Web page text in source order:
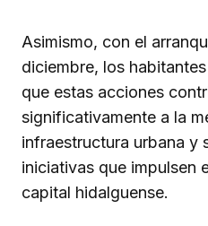
Asimismo, con el
diciembre, los
que estas acciones
significativamente a la
infraestructura urbana y
iniciativas que impulsen
capital hidalguense.